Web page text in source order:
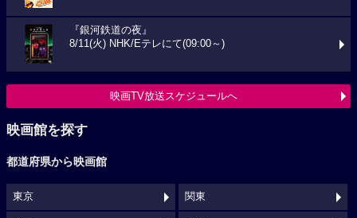
『銀河鉄道の夜』
8/11(火) NHK/Eテレにて(09:00～)
映画TV放送スケジュールへ
映画館を探す
都道府県から映画館
東京 関東